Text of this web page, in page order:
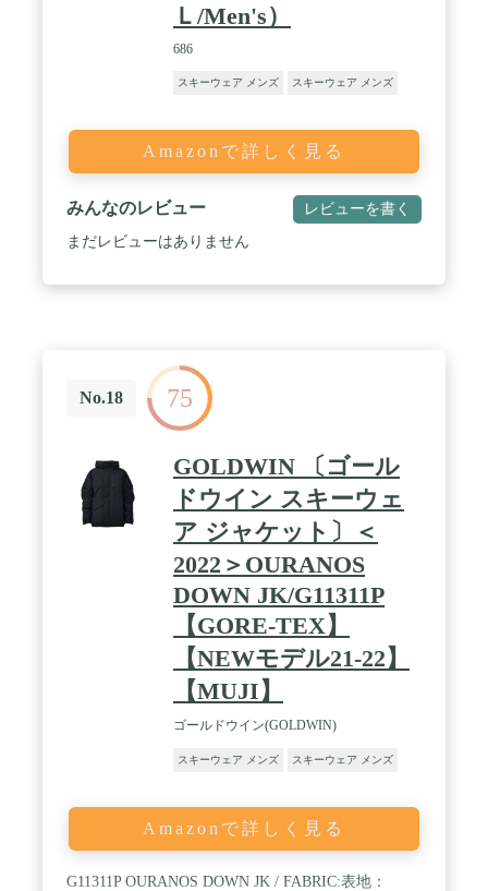
Ｌ/Men's）
686
スキーウェア メンズ スキーウェア メンズ
Amazonで詳しく見る
みんなのレビュー レビューを書く
まだレビューはありません
No.18 75
GOLDWIN 〔ゴール
ドウイン スキーウェ
ア ジャケット〕＜
2022＞OURANOS
DOWN JK/G11311P
【GORE-TEX】
【NEWモデル21-22】
【MUJI】
ゴールドウイン(GOLDWIN)
スキーウェア メンズ スキーウェア メンズ
Amazonで詳しく見る
G11311P OURANOS DOWN JK / FABRIC:表地：